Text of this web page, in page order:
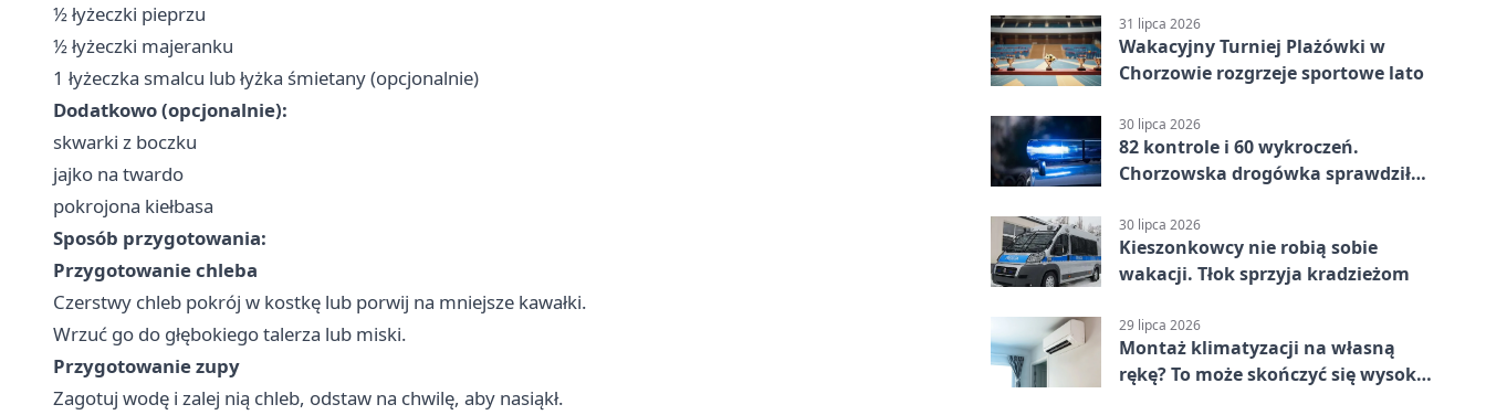
½ łyżeczki pieprzu
½ łyżeczki majeranku
1 łyżeczka smalcu lub łyżka śmietany (opcjonalnie)
Dodatkowo (opcjonalnie):
skwarki z boczku
jajko na twardo
pokrojona kiełbasa
Sposób przygotowania:
Przygotowanie chleba
Czerstwy chleb pokrój w kostkę lub porwij na mniejsze kawałki.
Wrzuć go do głębokiego talerza lub miski.
Przygotowanie zupy
Zagotuj wodę i zalej nią chleb, odstaw na chwilę, aby nasiąkł.
31 lipca 2026
Wakacyjny Turniej Plażówki w
Chorzowie rozgrzeje sportowe lato
30 lipca 2026
82 kontrole i 60 wykroczeń.
Chorzowska drogówka sprawdziła
30 lipca 2026
Kieszonkowcy nie robią sobie
wakacji. Tłok sprzyja kradzieżom
29 lipca 2026
Montaż klimatyzacji na własną
rękę? To może skończyć się wysoką